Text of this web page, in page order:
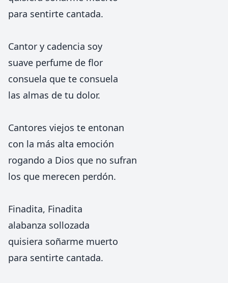
para sentirte cantada.
Cantor y cadencia soy
suave perfume de flor
consuela que te consuela
las almas de tu dolor.
Cantores viejos te entonan
con la más alta emoción
rogando a Dios que no sufran
los que merecen perdón.
Finadita, Finadita
alabanza sollozada
quisiera soñarme muerto
para sentirte cantada.